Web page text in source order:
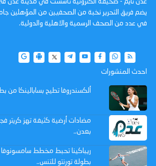
يضم فريق التحرير نخبة من الصحفيين من المؤهلين
في عدد من الصحف الرسمية والاهلية والدولية.
احدث المنشورات
ألكسندروفا تطيح بسابالينكا من
مضادات أرضية كثيفة تهز كريتر
بعدن..
ريباكينا تحبط مخطط سامسونوفا
بطولة تورنتو للتنس..